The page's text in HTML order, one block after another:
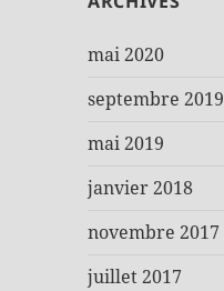
mai 2020
septembre 2019
mai 2019
janvier 2018
novembre 2017
juillet 2017